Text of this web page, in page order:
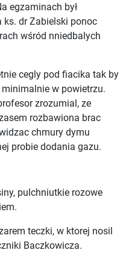
egzaminach był
ks. dr Zabielski ponoc
wśród nniedbalych
cegly pod fiacika tak by
w powietrzu.
zrozumial, ze
rozbawiona brac
chmury dymu
probie dodania gazu.
pulchniutkie rozowe
teczki, w ktorej nosil
Baczkowicza.